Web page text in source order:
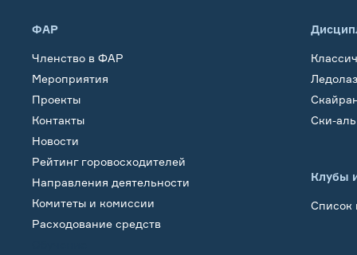
ФАР
Членство в ФАР
Мероприятия
Проекты
Контакты
Новости
Рейтинг горовосходителей
Направления деятельности
Комитеты и комиссии
Расходование средств
Ски-
Клубы
Список